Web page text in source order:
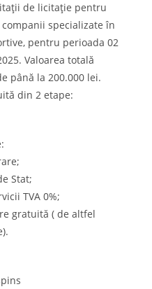
de licitație pentru
specializate în
pentru perioada 02
Valoarea totală
până la 200.000 lei.
din 2 etape:
Stat;
TVA 0%;
gratuită ( de altfel